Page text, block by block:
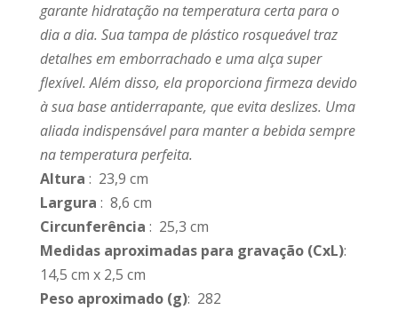
garante hidratação na temperatura certa para o
dia a dia. Sua tampa de plástico rosqueável traz
detalhes em emborrachado e uma alça super
flexível. Além disso, ela proporciona firmeza devido
à sua base antiderrapante, que evita deslizes. Uma
aliada indispensável para manter a bebida sempre
na temperatura perfeita.
Altura : 23,9 cm
Largura : 8,6 cm
Circunferência : 25,3 cm
Medidas aproximadas para gravação(CxL):
14,5 cm x 2,5 cm
Peso aproximado(g): 282